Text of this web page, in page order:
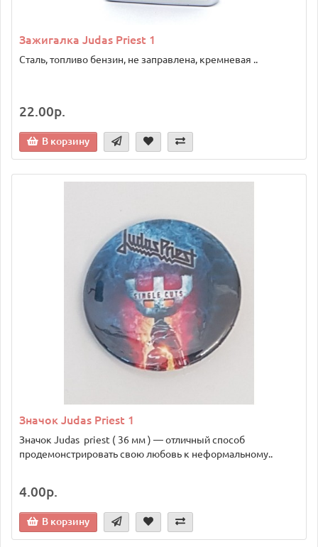
Зажигалка Judas Priest 1
Сталь, топливо бензин, не заправлена, кремневая ..
22.00р.
В корзину
Значок Judas Priest 1
Значок Judas priest ( 36 мм ) — отличный способ
продемонстрировать свою любовь к неформальному..
4.00р.
В корзину